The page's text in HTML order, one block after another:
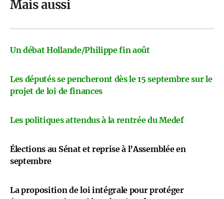
Mais aussi
Un débat Hollande/Philippe fin août
Les députés se pencheront dès le 15 septembre sur le
projet de loi de finances
Les politiques attendus à la rentrée du Medef
Élections au Sénat et reprise à l’Assemblée en
septembre
La proposition de loi intégrale pour protéger